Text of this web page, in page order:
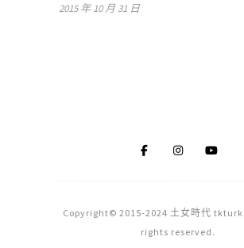
2015 年 10 月 31 日
Copyright© 2015-2024 土女時代
rights reserved.